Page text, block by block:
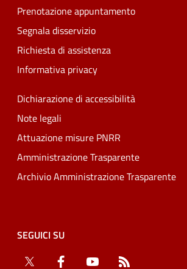
Prenotazione appuntamento
Segnala disservizio
Richiesta di assistenza
Informativa privacy
Dichiarazione di accessibilità
Note legali
Attuazione misure PNRR
Amministrazione Trasparente
Archivio Amministrazione Trasparente
SEGUICI SU
Twitter
Facebook YouTube